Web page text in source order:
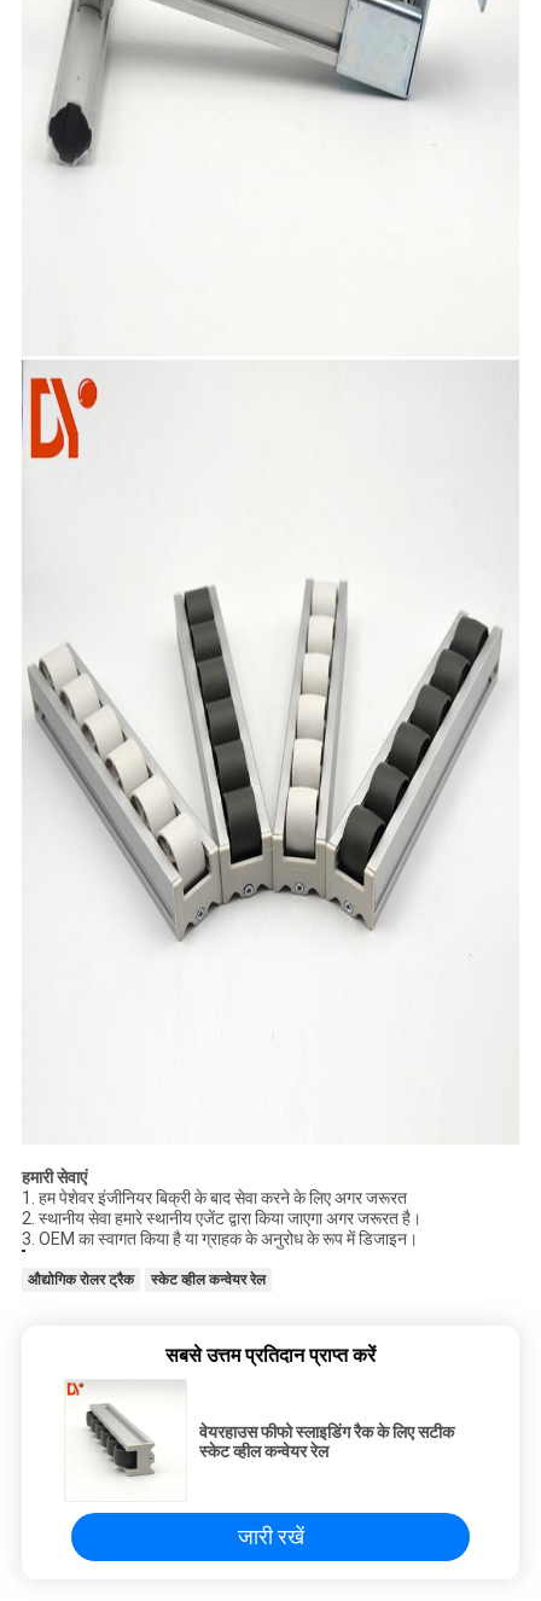
हमारी सेवाएं
1. हम पेशेवर इंजीनियर बिक्री के बाद सेवा करने के लिए अगर जरूरत
2. स्थानीय सेवा हमारे स्थानीय एजेंट द्वारा किया जाएगा अगर जरूरत है।
3. OEM का स्वागत किया है या ग्राहक के अनुरोध के रूप में डिजाइन।
औद्योगिक रोलर ट्रैक स्केट व्हील कन्वेयर रेल
सबसे उत्तम प्रतिदान प्राप्त करें
वेयरहाउस फीफो स्लाइडिंग रैक के लिए सटीक
स्केट व्हील कन्वेयर रेल
जारी रखें